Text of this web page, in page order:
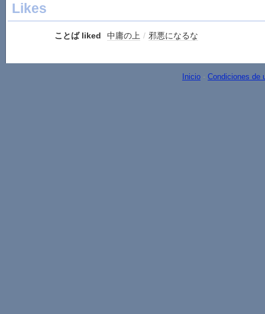
Likes
ことば liked 中庸の上 / 邪悪になるな
Inicio - Condiciones de